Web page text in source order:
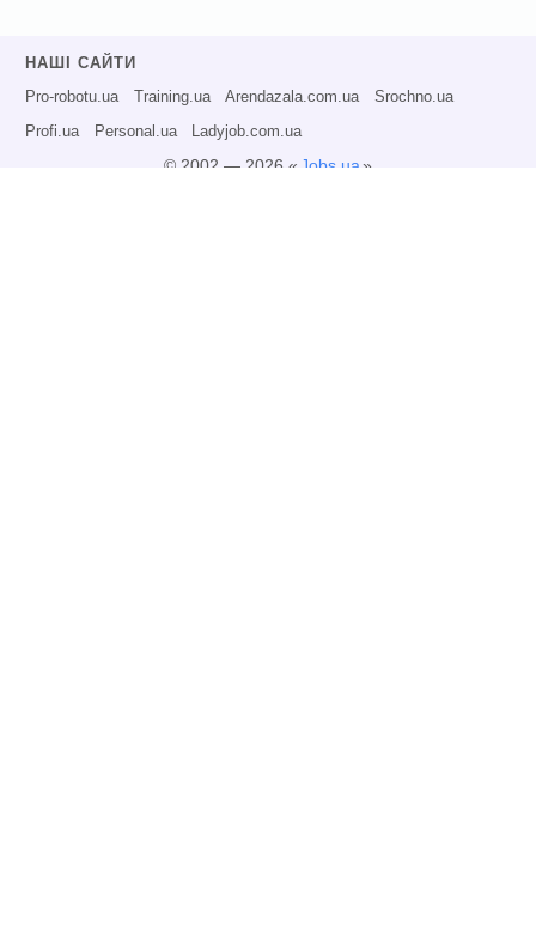
НАШІ САЙТИ
Pro-robotu.ua Training.ua Arendazala.com.ua Srochno.ua
Profi.ua Personal.ua Ladyjob.com.ua
© 2002 — 2026 « Jobs.ua»